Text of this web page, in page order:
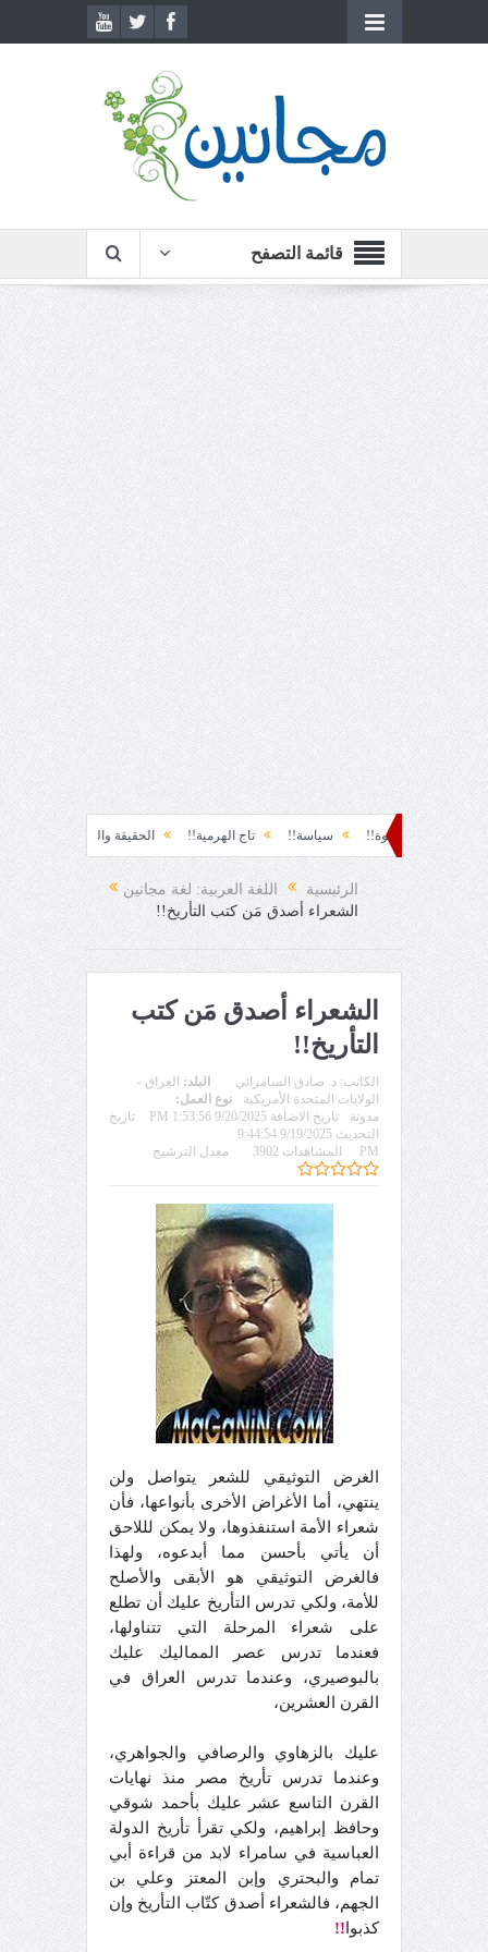
قائمة التصفح
لحظة نشوة!! سياسة!! تاج الهرمية!! الحقيقة والفجيعة!! لِقاءُ في
الفرح المفاجئ!
الرئيسية
اللغة العربية: لغة مجانين
الشعراء أصدق مَن كتب التأريخ!!
الشعراء أصدق مَن كتب
التأريخ!!
الكاتب: د. صادق السامرائي البلد: العراق -
الولايات المتحدة الأمريكية
نوع العمل:
مدونة
تاريخ الاضافة 9/20/2025 1:53:56 PM
تاريخ
التحديث 9/19/2025 9:44:54
PM
المشاهدات 3902 معدل الترشيح
الغرض التوثيقي للشعر يتواصل ولن
ينتهي، أما الأغراض الأخرى بأنواعها، فأن
شعراء الأمة استنفذوها، ولا يمكن لللاحق
أن يأتي بأحسن مما أبدعوه، ولهذا
فالغرض التوثيقي هو الأبقى والأصلح
للأمة، ولكي تدرس التأريخ عليك أن تطلع
على شعراء المرحلة التي تتناولها،
فعندما تدرس عصر المماليك عليك
بالبوصيري، وعندما تدرس العراق في
القرن العشرين،
عليك بالزهاوي والرصافي والجواهري،
وعندما تدرس تأريخ مصر منذ نهايات
القرن التاسع عشر عليك بأحمد شوقي
وحافظ إبراهيم، ولكي تقرأ تأريخ الدولة
العباسية في سامراء لابد من قراءة أبي
تمام والبحتري وإبن المعتز وعلي بن
الجهم، فالشعراء أصدق كتّاب التأريخ وإن
كذبوا !!